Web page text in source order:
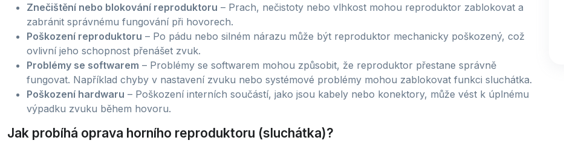
Znečištění nebo blokování reproduktoru – Prach, nečistoty nebo vlhkost mohou reproduktor zablokovat a
zabránit správnému fungování při hovorech.
Poškození reproduktoru – Po pádu nebo silném nárazu může být reproduktor mechanicky poškozený, což
ovlivní jeho schopnost přenášet zvuk.
Problémy se softwarem – Problémy se softwarem mohou způsobit, že reproduktor přestane správně
fungovat. Například chyby v nastavení zvuku nebo systémové problémy mohou zablokovat funkci sluchátka.
Poškození hardwaru – Poškození interních součástí, jako jsou kabely nebo konektory, může vést k úplnému
výpadku zvuku během hovoru.
Jak probíhá oprava horního reproduktoru (sluchátka)?